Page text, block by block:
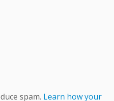
spam. Learn how your